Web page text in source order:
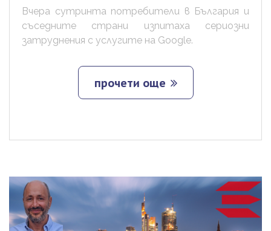
Вчера сутринта потребители в България и
съседните страни изпитаха сериозни
затруднения с услугите на Google.
прочети още